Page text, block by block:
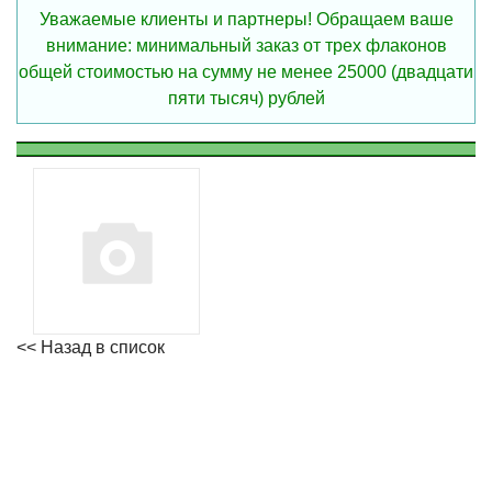
Уважаемые клиенты и партнеры! Обращаем ваше
внимание: минимальный заказ от трех флаконов
общей стоимостью на сумму не менее 25000 (двадцати
пяти тысяч) рублей
<< Назад в список